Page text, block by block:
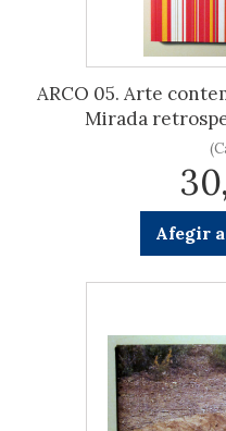
ARCO 05. Arte
Mirada
Afegir